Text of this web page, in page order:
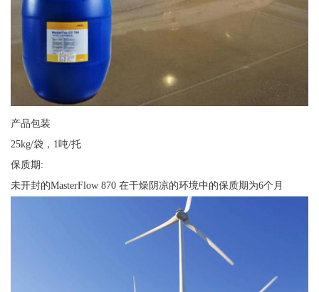
产品包装
25kg/袋，1吨/托
保质期:
未开封的MasterFlow 870 在干燥阴凉的环境中的保质期为6个月